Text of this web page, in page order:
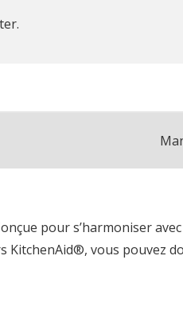
pour s’harmoniser
KitchenAid®, vous pouvez